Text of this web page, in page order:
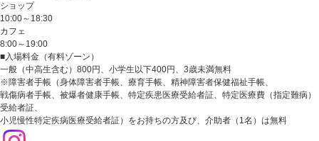
ショップ
10:00～18:30
カフェ
8:00～19:00
■入場料金（有料ゾーン）
一般（中高生含む）800円、小学生以下400円、3歳未満無料
※障害者手帳（身体障害者手帳、療育手帳、精神障害者保健福祉手帳、
戦傷病者手帳、被爆者健康手帳、特定疾患医療受給者証、特定医療費（指定難病）
受給者証、
小児慢性特定疾病医療受給者証）をお持ちの方及び、介助者（1名）は無料